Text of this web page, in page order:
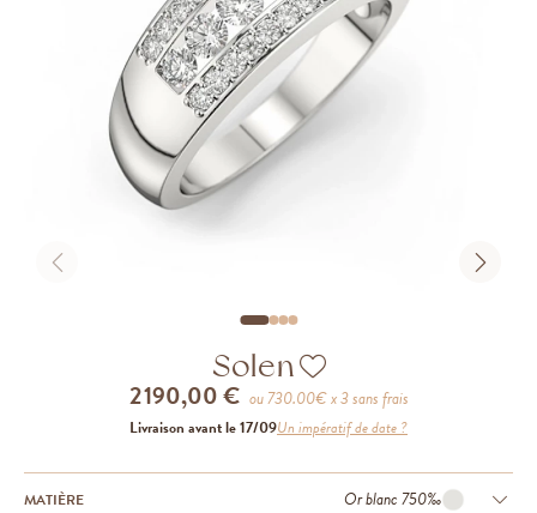
Solen
2 190,00 € ou730.00€ x 3 sans frais
Livraison avant le 17/09Un impératif de date ?
MATIÈRE Or blanc 750‰